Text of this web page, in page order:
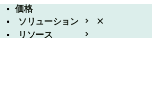
価格
ソリューション
リソース